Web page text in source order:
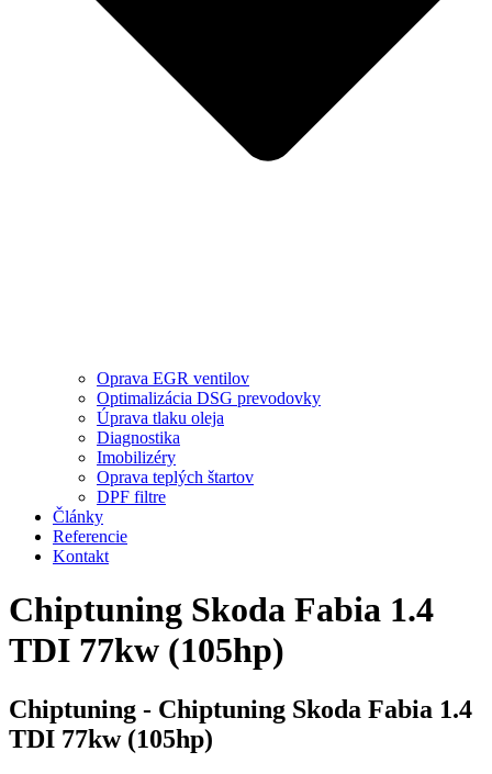
Oprava EGR ventilov
Optimalizácia DSG prevodovky
Úprava tlaku oleja
Diagnostika
Imobilizéry
Oprava teplých štartov
DPF filtre
Články
Referencie
Kontakt
Chiptuning Skoda Fabia 1.4
TDI 77kw (105hp)
Chiptuning - Chiptuning Skoda Fabia 1.4
TDI 77kw (105hp)